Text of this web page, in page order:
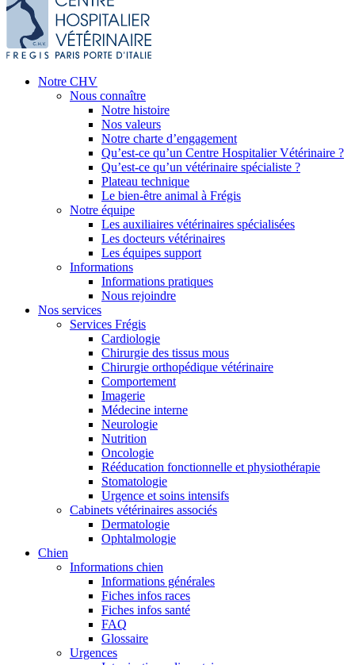
Notre CHV
Nous connaître
Notre histoire
Nos valeurs
Notre charte d’engagement
Qu’est-ce qu’un Centre Hospitalier Vétérinaire ?
Qu’est-ce qu’un vétérinaire spécialiste ?
Plateau technique
Le bien-être animal à Frégis
Notre équipe
Les auxiliaires vétérinaires spécialisées
Les docteurs vétérinaires
Les équipes support
Informations
Informations pratiques
Nous rejoindre
Nos services
Services Frégis
Cardiologie
Chirurgie des tissus mous
Chirurgie orthopédique vétérinaire
Comportement
Imagerie
Médecine interne
Neurologie
Nutrition
Oncologie
Rééducation fonctionnelle et physiothérapie
Stomatologie
Urgence et soins intensifs
Cabinets vétérinaires associés
Dermatologie
Ophtalmologie
Chien
Informations chien
Informations générales
Fiches infos races
Fiches infos santé
FAQ
Glossaire
Urgences